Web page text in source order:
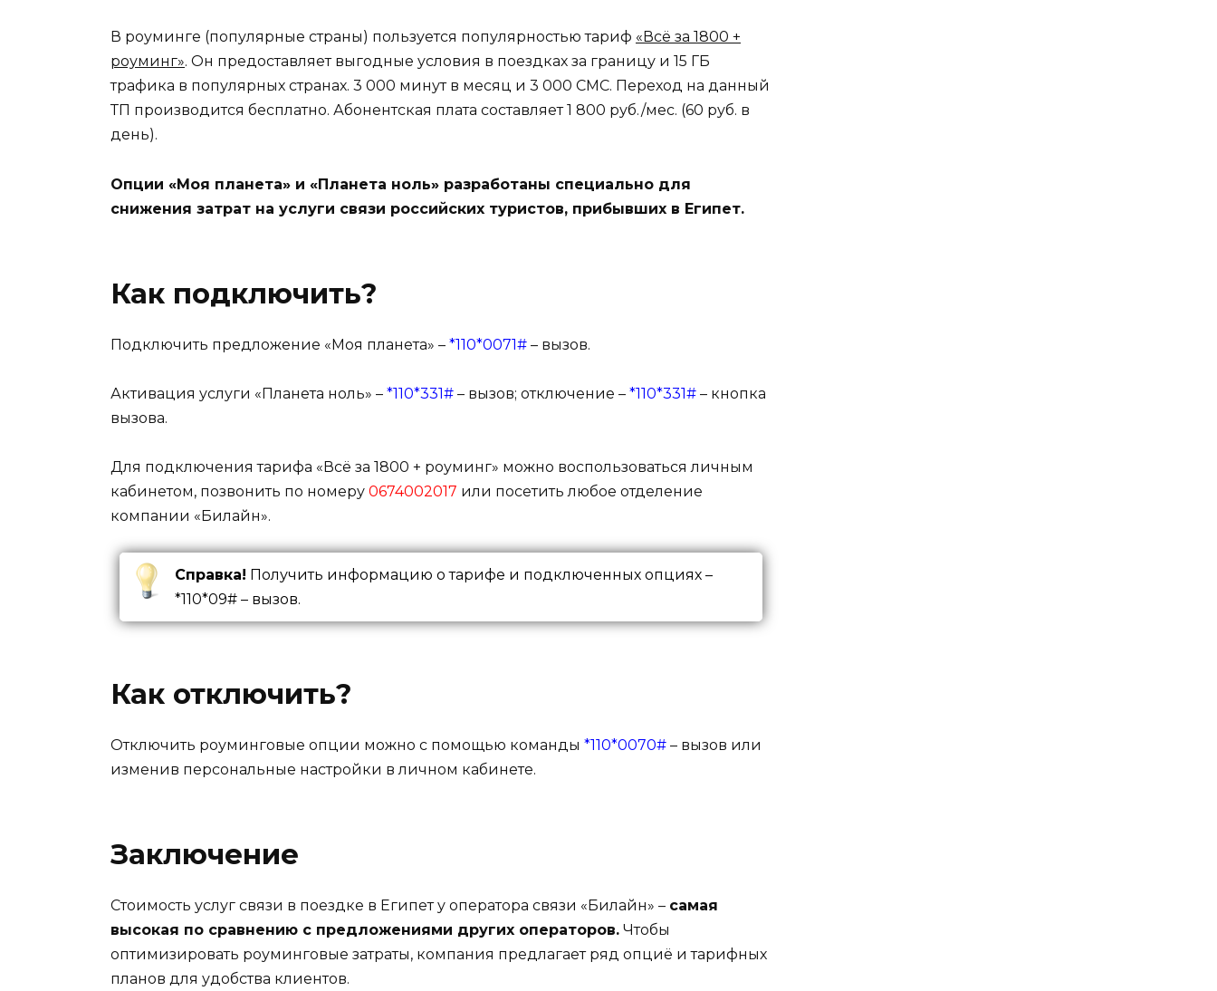
В роуминге (популярные страны) пользуется популярностью тариф «Всё за 1800 +
роуминг». Он предоставляет выгодные условия в поездках за границу и 15 ГБ
трафика в популярных странах. 3 000 минут в месяц и 3 000 СМС. Переход на данный
ТП производится бесплатно. Абонентская плата составляет 1 800 руб./мес. (60 руб. в
день).
Опции «Моя планета» и «Планета ноль» разработаны специально для
снижения затрат на услуги связи российских туристов, прибывших в Египет.
Как подключить?
Подключить предложение «Моя планета» – *110*0071# – вызов.
Активация услуги «Планета ноль» – *110*331# – вызов; отключение – *110*331# – кнопка
вызова.
Для подключения тарифа «Всё за 1800 + роуминг» можно воспользоваться личным
кабинетом, позвонить по номеру 0674002017 или посетить любое отделение
компании «Билайн».
Справка! Получить информацию о тарифе и подключенных опциях –
*110*09# – вызов.
Как отключить?
Отключить роуминговые опции можно с помощью команды *110*0070# – вызов или
изменив персональные настройки в личном кабинете.
Заключение
Стоимость услуг связи в поездке в Египет у оператора связи «Билайн» – самая
высокая по сравнению с предложениями других операторов. Чтобы
оптимизировать роуминговые затраты, компания предлагает ряд опциё и тарифных
планов для удобства клиентов.